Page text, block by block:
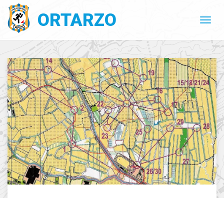
ORTARZO